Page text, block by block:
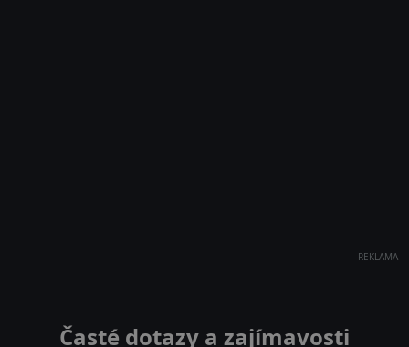
REKLAMA
Časté dotazy a zajímavosti